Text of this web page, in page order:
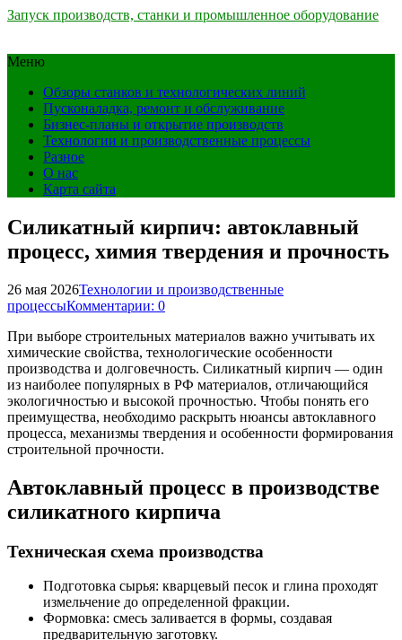
Запуск производств, станки и промышленное оборудование
Меню
Обзоры станков и технологических линий
Пусконаладка, ремонт и обслуживание
Бизнес-планы и открытие производств
Технологии и производственные процессы
Разное
О нас
Карта сайта
Силикатный кирпич: автоклавный
процесс, химия твердения и прочность
26 мая 2026Технологии и производственные
процессыКомментарии: 0
При выборе строительных материалов важно учитывать их
химические свойства, технологические особенности
производства и долговечность. Силикатный кирпич — один
из наиболее популярных в РФ материалов, отличающийся
экологичностью и высокой прочностью. Чтобы понять его
преимущества, необходимо раскрыть нюансы автоклавного
процесса, механизмы твердения и особенности формирования
строительной прочности.
Автоклавный процесс в производстве
силикатного кирпича
Техническая схема производства
Подготовка сырья: кварцевый песок и глина проходят
измельчение до определенной фракции.
Формовка: смесь заливается в формы, создавая
предварительную заготовку.